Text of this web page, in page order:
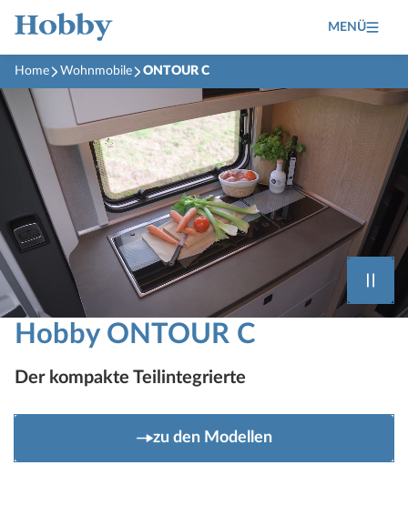
MENÜ
Home Wohnmobile ONTOUR C
Hobby ONTOUR C
Der kompakte Teilintegrierte
zu den Modellen